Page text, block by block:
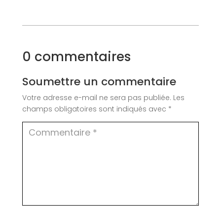
0 commentaires
Soumettre un commentaire
Votre adresse e-mail ne sera pas publiée. Les
champs obligatoires sont indiqués avec *